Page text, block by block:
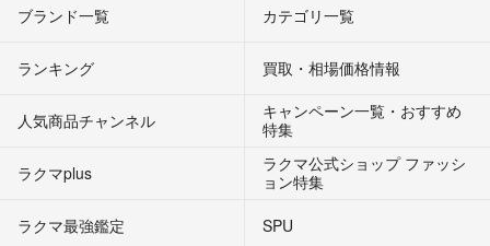
ブランド一覧 カテゴリ一覧
ランキング 買取・相場価格情報
人気商品チャンネル
キャンペーン一覧・おすすめ
特集
ラクマplus
ラクマ公式ショップ ファッシ
ョン特集
ラクマ最強鑑定
SPU